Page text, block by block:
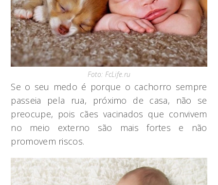
Foto: FcLife.ru
Se o seu medo é porque o cachorro sempre
passeia pela rua, próximo de casa, não se
preocupe, pois cães vacinados que convivem
no meio externo são mais fortes e não
promovem riscos.